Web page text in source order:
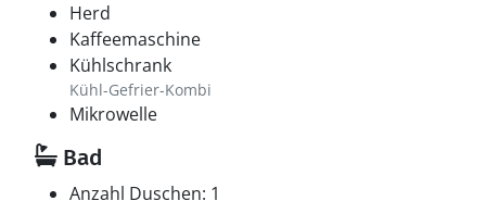
Herd
Kaffeemaschine
Kühlschrank
Kühl-Gefrier-Kombi
Mikrowelle
Bad
Anzahl Duschen: 1